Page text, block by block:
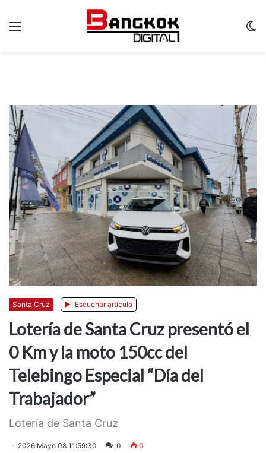
Santa Cruz Escuchar artículo
Lotería de Santa Cruz presentó el
0 Km y la moto 150cc del
Telebingo Especial “Día del
Trabajador”
Lotería de Santa Cruz
2026 Mayo 08 11:59:30 0 0